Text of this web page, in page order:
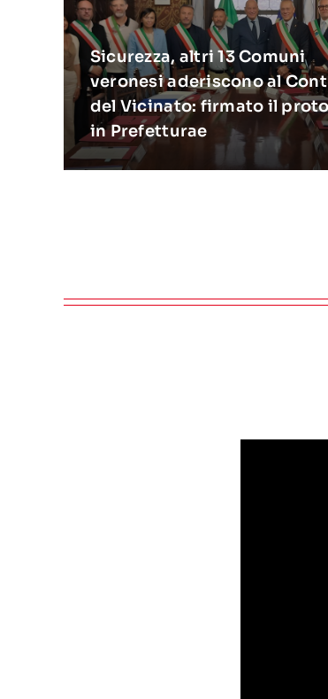
Sicurezza, altri 13 Comuni
veronesi aderiscono al
del Vicinato: firmato il
in Prefetturae